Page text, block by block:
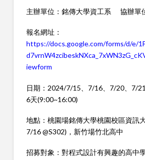
主辦單位：銘傳大學資工系 協辦單
報名網址：
https://docs.google.com/forms/d/e/
iewform
日期：2024/7/15、7/16、7/20、7/
6天(9:00~16:00)
地點：桃園場銘傳大學桃園校區資訊
7/16 @S302)，新竹場竹北高中
招募對象：對程式設計有興趣的高中